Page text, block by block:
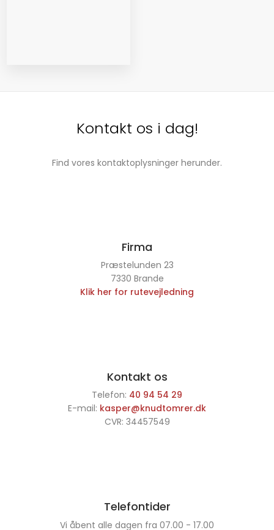
Kontakt os i dag!
Find vores kontaktoplysninger herunder.
Firma
Præstelunden 23
7330 Brande
Klik her for rutevejledning
Kontakt os
Telefon: 40 94 54 29
E-mail: kasper@knudtomrer.dk
CVR: 34457549
Telefontider
Vi åbent alle dagen fra 07.00 - 17.00